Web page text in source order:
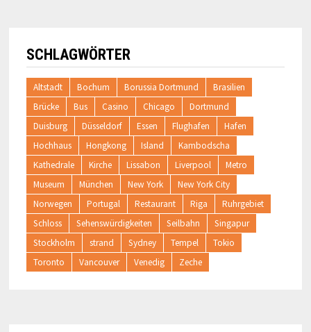
SCHLAGWÖRTER
Altstadt Bochum Borussia Dortmund
Brasilien
Brücke
Bus Casino Chicago
Dortmund
Duisburg
Düsseldorf Essen Flughafen
Hafen
Hochhaus
Hongkong Island
Kambodscha
Kathedrale
Kirche Lissabon Liverpool
Metro
Museum
München New York
New York City
Norwegen
Portugal Restaurant Riga
Ruhrgebiet
Schloss
Sehenswürdigkeiten Seilbahn
Singapur
Stockholm
strand Sydney Tempel
Tokio
Toronto
Vancouver Venedig Zeche